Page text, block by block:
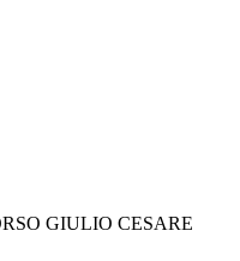
GIULIO CESARE